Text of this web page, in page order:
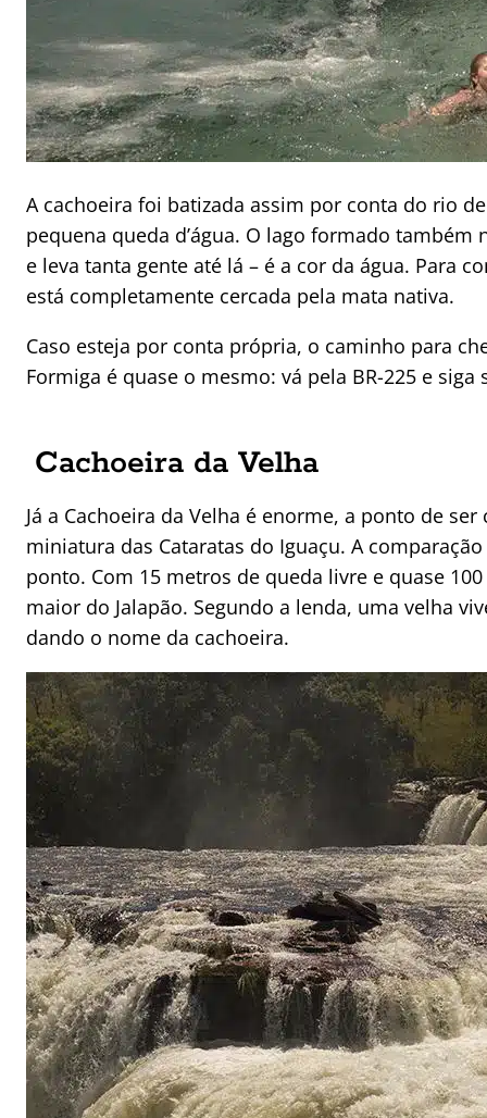
A cachoeira foi batizada assim por conta do rio
pequena queda d’água. O lago formado
e leva tanta gente até lá – é a cor da água. Para
está completamente cercada pela mata nativa.
Caso esteja por conta própria, o caminho para
Formiga é quase o mesmo: vá pela BR-225 e
Cachoeira da Velha
Já a Cachoeira da Velha é enorme, a ponto de
miniatura das Cataratas do Iguaçu. A
ponto. Com 15 metros de queda livre e quase
maior do Jalapão. Segundo a lenda, uma velha
dando o nome da cachoeira.